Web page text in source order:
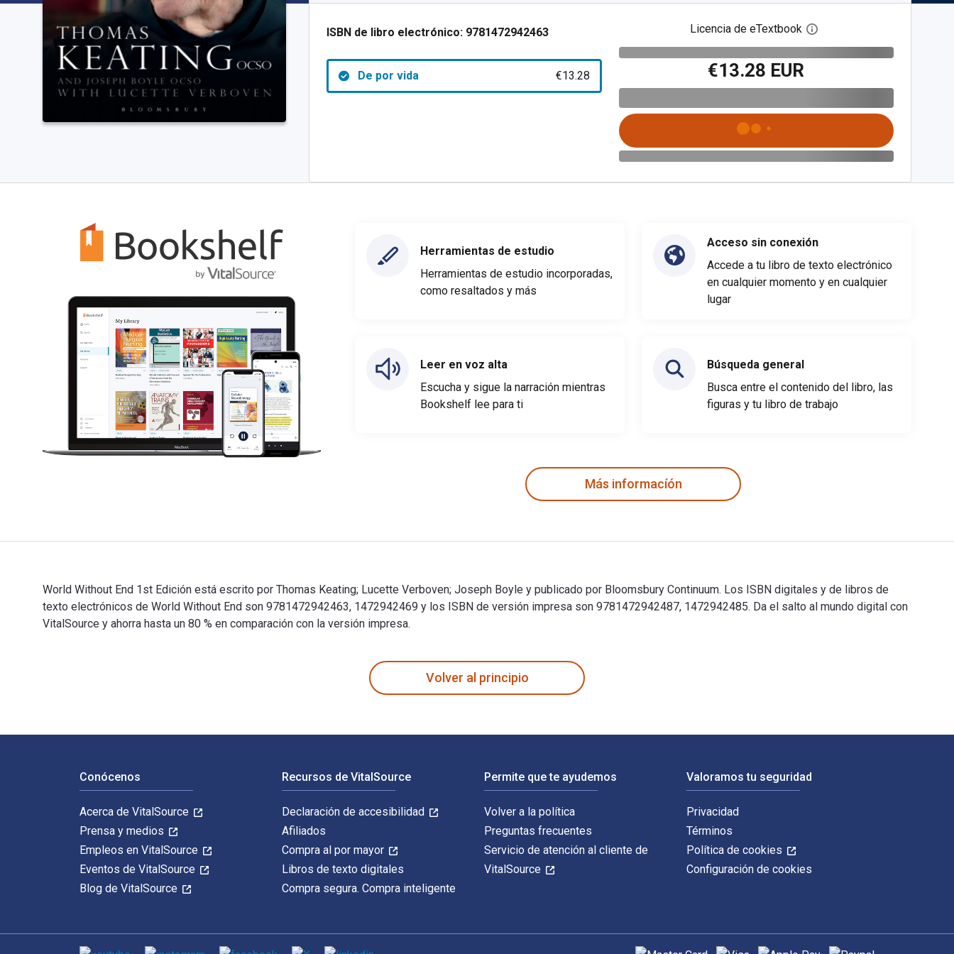
ISBN de libro electrónico: 9781472942463
De por vida €13.28
Licencia de eTextbook Abre el cuadro de diálogo
€13.28 EUR
Herramientas de estudio
Herramientas de estudio incorporadas,
como resaltados y más
Leer en voz alta
Escucha y sigue la narración mientras
Bookshelf lee para ti
Acceso sin conexión
Accede a tu libro de texto electrónico
en cualquier momento y en cualquier
lugar
Búsqueda general
Busca entre el contenido del libro, las
figuras y tu libro de trabajo
Más informacíón
World Without End 1st Edición está escrito por Thomas Keating; Lucette Verboven; Joseph Boyle y publicado por Bloomsbury Continuum. Los ISBN digitales y de libros de
texto electrónicos de World Without End son 9781472942463, 1472942469 y los ISBN de versión impresa son 9781472942487, 1472942485. Da el salto al mundo digital con
VitalSource y ahorra hasta un 80 % en comparación con la versión impresa.
Volver al principio
Conócenos
Acerca de VitalSource
Prensa y medios
Empleos en VitalSource
Eventos de VitalSource
Blog de VitalSource
Recursos de VitalSource
Declaración de accesibilidad
Afiliados
Compra al por mayor
Libros de texto digitales
Compra segura. Compra inteligente
Permite que te ayudemos
Volver a la política
Preguntas frecuentes
Servicio de atención al cliente de
VitalSource
Valoramos tu seguridad
Privacidad
Términos
Política de cookies
Configuración de cookies